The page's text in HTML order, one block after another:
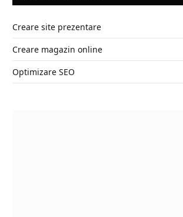
Creare site prezentare
Creare magazin online
Optimizare SEO